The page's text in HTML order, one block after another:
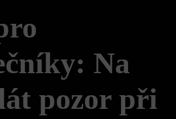
Na
pozor při